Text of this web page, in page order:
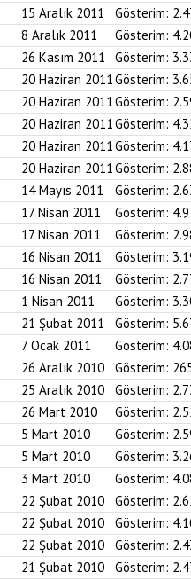
15 Aralık 2011 Gösterim:
8 Aralık 2011 Gösterim:
26 Kasım 2011 Gösterim:
20 Haziran 2011Gösterim:
20 Haziran 2011Gösterim:
20 Haziran 2011Gösterim:
20 Haziran 2011Gösterim:
20 Haziran 2011Gösterim:
14 Mayıs 2011 Gösterim:
17 Nisan 2011 Gösterim:
17 Nisan 2011 Gösterim:
16 Nisan 2011 Gösterim:
16 Nisan 2011 Gösterim:
1 Nisan 2011 Gösterim:
21 Şubat 2011 Gösterim:
7 Ocak 2011 Gösterim:
26 Aralık 2010 Gösterim:
25 Aralık 2010 Gösterim:
26 Mart 2010 Gösterim:
5 Mart 2010 Gösterim:
5 Mart 2010 Gösterim:
3 Mart 2010 Gösterim:
22 Şubat 2010 Gösterim:
22 Şubat 2010 Gösterim:
22 Şubat 2010 Gösterim:
21 Şubat 2010 Gösterim: